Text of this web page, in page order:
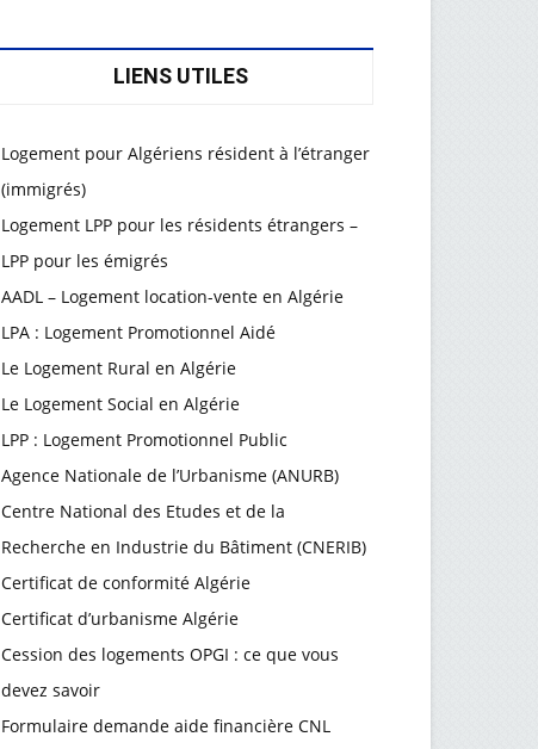
LIENS UTILES
Logement pour Algériens résident à l’étranger
(immigrés)
Logement LPP pour les résidents étrangers –
LPP pour les émigrés
AADL – Logement location-vente en Algérie
LPA : Logement Promotionnel Aidé
Le Logement Rural en Algérie
Le Logement Social en Algérie
LPP : Logement Promotionnel Public
Agence Nationale de l’Urbanisme (ANURB)
Centre National des Etudes et de la
Recherche en Industrie du Bâtiment (CNERIB)
Certificat de conformité Algérie
Certificat d’urbanisme Algérie
Cession des logements OPGI : ce que vous
devez savoir
Formulaire demande aide financière CNL